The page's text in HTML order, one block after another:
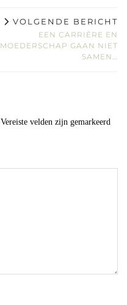
VOLGENDE BERICHT
EEN CARRIÈRE EN
MOEDERSCHAP GAAN NIET
SAMEN…
Vereiste velden zijn gemarkeerd